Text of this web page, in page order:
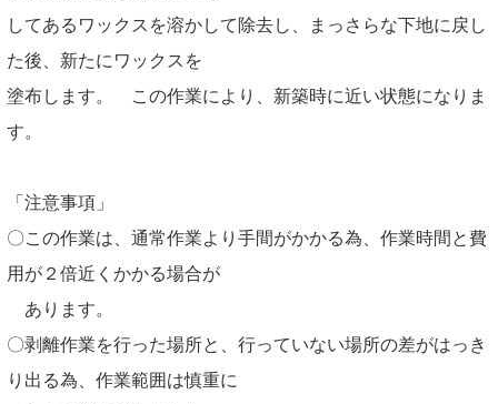
してあるワックスを溶かして除去し、まっさらな下地に戻し
た後、新たにワックス を
塗布します。 この作業により、新築時に近い状態になりま
す。
「注意事項」
〇この作業は、通常作業より手間がかかる為、作業時間と費
用が２倍近くかかる場合が
あります。
〇剥離作業を行った場所と、行っていない場所の差がはっき
り出る為、作業範囲は慎重に